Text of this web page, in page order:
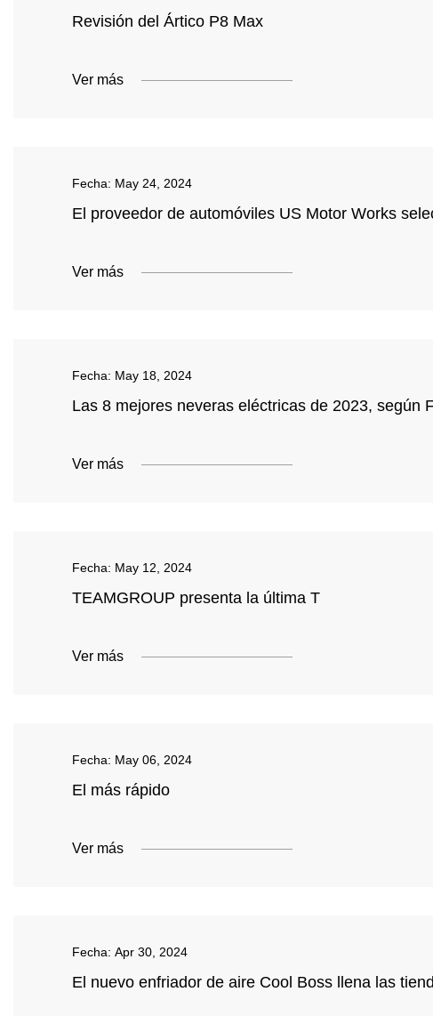
Revisión del Ártico P8 Max
Ver más
Fecha: May 24, 2024
El proveedor de automóviles US Motor Works
Ver más
Fecha: May 18, 2024
Las 8 mejores neveras eléctricas de 2023, según
Ver más
Fecha: May 12, 2024
TEAMGROUP presenta la última T
Ver más
Fecha: May 06, 2024
El más rápido
Ver más
Fecha: Apr 30, 2024
El nuevo enfriador de aire Cool Boss llena las